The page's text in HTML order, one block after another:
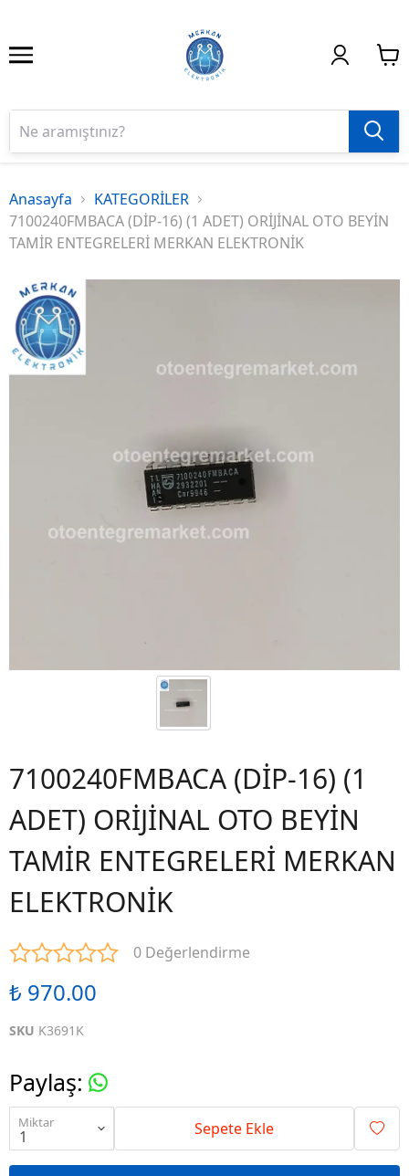
Anasayfa
KATEGORİLER
7100240FMBACA (DİP-16) (1 ADET) ORİJİNAL OTO BEYİN
TAMİR ENTEGRELERİ MERKAN ELEKTRONİK
7100240FMBACA (DİP-16) (1
ADET) ORİJİNAL OTO BEYİN
TAMİR ENTEGRELERİ MERKAN
ELEKTRONİK
0 Değerlendirme
₺ 970.00
SKU K3691K
Paylaş:
Miktar Sepete Ekle